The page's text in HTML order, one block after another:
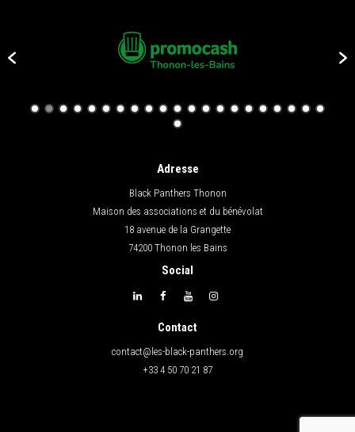
Adresse
Black Panthers Thonon
Maison des associations et du bénévolat
18 avenue de la Grangette
74200 Thonon les Bains
Social
Contact
contact@les-black-panthers.org
+33 4 50 70 21 87